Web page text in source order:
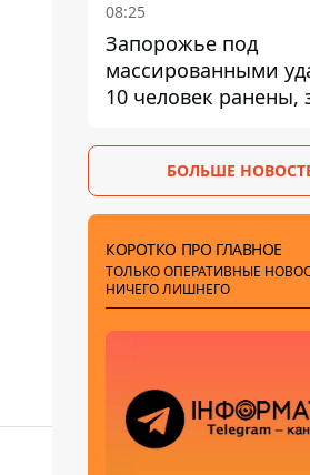
08:25
Запорожье под
массированными
10 человек ранены,
БОЛЬШЕ
КОРОТКО ПРО ГЛАВНОЕ
ТОЛЬКО ОПЕРАТИВНЫЕ
НИЧЕГО ЛИШНЕГО